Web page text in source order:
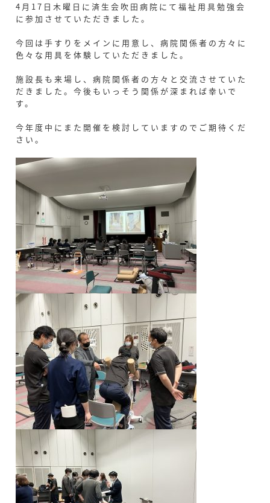
4月17日木曜日に済生会吹田病院にて福祉用具勉強会
に参加させていただきました。
今回は手すりをメインに用意し、病院関係者の方々に
色々な用具を体験していただきました。
施設長も来場し、病院関係者の方々と交流させていた
だきました。今後もいっそう関係が深まれば幸いで
す。
今年度中にまた開催を検討していますのでご期待くだ
さい。